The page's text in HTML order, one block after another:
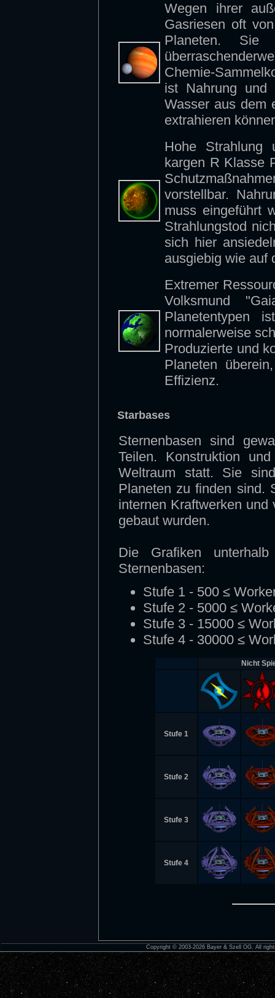
Wegen ihrer
Gasriesen oft
Planeten.
Chemie-
ist Nahrung und
Wasser aus dem
extrahieren
Hohe Strahlung
kargen R Klasse
vorstellbar.
muss eingeführt
Strahlungstod
sich hier
ausgiebig wie auf
Extremer
Volksmund
Planetentypen
normalerweise
Produzierte und
Planeten
Effizienz.
Starbases
Sternenbasen sind
Teilen. Konstruktion
Weltraum statt. Sie
Planeten zu finden sind.
internen Kraftwerken
gebaut wurden.
Die Grafiken
Sternenbasen:
Stufe 1 - 500 ≤
Stufe 2 - 5000 ≤
Stufe 3 - 15000 ≤
Stufe 4 - 30000 ≤
Nicht
Stufe 1
Stufe 2
Stufe 3
Stufe 4
Copyright © 2003-2026 Bayer & Szell OG. All